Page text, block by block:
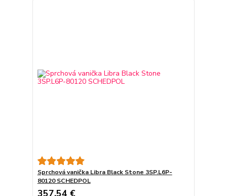
Sprchová vanička Libra Black Stone 3SP.L6P-
80120 SCHEDPOL
357,54 €